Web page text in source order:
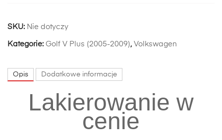
SKU: Nie dotyczy
Kategorie: Golf V Plus (2005-2009), Volkswagen
Opis Dodatkowe informacje
Lakierowanie w
cenie